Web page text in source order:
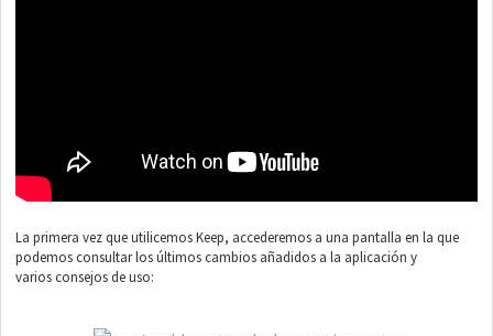
La primera vez que utilicemos Keep, accederemos a una pantalla en la que
podemos consultar los últimos cambios añadidos a la aplicación y
varios consejos de uso: